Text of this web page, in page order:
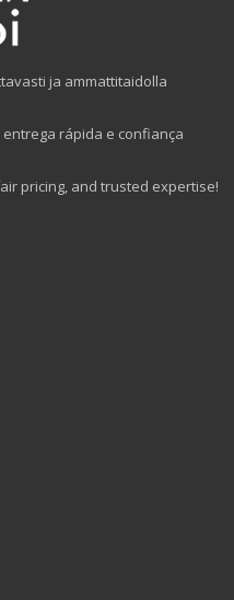
ja ammattitaidolla
rápida e confiança
pricing, and trusted expertise!